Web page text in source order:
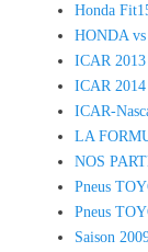
Honda
HONDA vs
ICAR 2013
ICAR 2014
ICAR-
LA
NOS
Pneus
Pneus
Saison